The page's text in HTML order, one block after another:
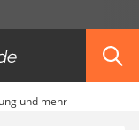
und mehr